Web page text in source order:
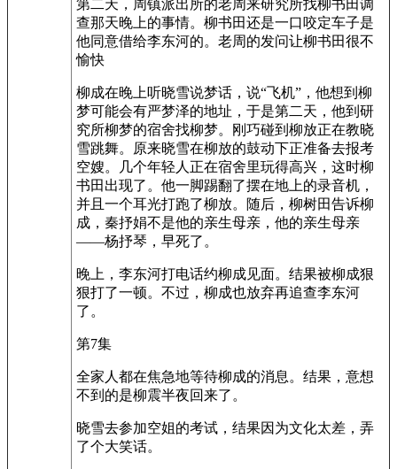
第二天，周镇派出所的老周来研究所找柳书田调
查那天晚上的事情。柳书田还是一口咬定车子是
他同意借给李东河的。老周的发问让柳书田很不
愉快
柳成在晚上听晓雪说梦话，说“飞机”，他想到柳
梦可能会有严梦泽的地址，于是第二天，他到研
究所柳梦的宿舍找柳梦。刚巧碰到柳放正在教晓
雪跳舞。原来晓雪在柳放的鼓动下正准备去报考
空嫂。几个年轻人正在宿舍里玩得高兴，这时柳
书田出现了。他一脚踢翻了摆在地上的录音机，
并且一个耳光打跑了柳放。随后，柳树田告诉柳
成，秦抒娟不是他的亲生母亲，他的亲生母亲
——杨抒琴，早死了。
晚上，李东河打电话约柳成见面。结果被柳成狠
狠打了一顿。不过，柳成也放弃再追查李东河
了。
第7集
全家人都在焦急地等待柳成的消息。结果，意想
不到的是柳震半夜回来了。
晓雪去参加空姐的考试，结果因为文化太差，弄
了个大笑话。